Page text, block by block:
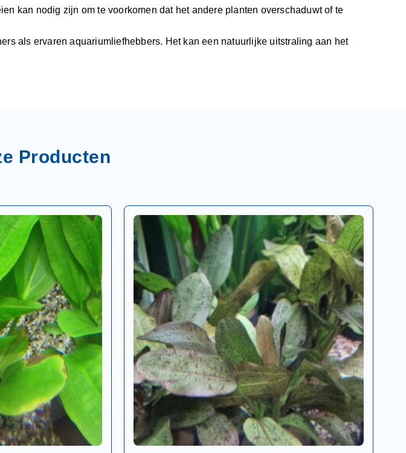
kan nodig zijn om te voorkomen dat het andere planten overschaduwt of te
als ervaren aquariumliefhebbers. Het kan een natuurlijke uitstraling aan het